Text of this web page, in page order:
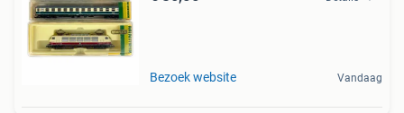
Bezoek website Vandaag